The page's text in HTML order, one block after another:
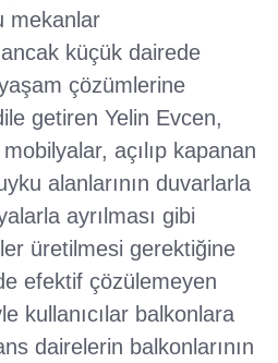
mekanlar
küçük dairede
çözümlerine
getiren Yelin Evcen,
açılıp kapanan
alanlarının duvarlarla
ayrılması gibi
üretilmesi gerektiğine
efektif çözülemeyen
kullanıcılar balkonlara
dairelerin balkonlarının